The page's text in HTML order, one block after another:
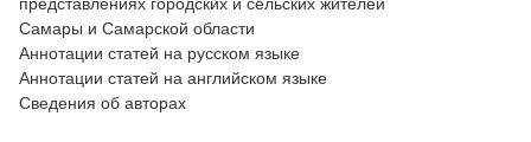
Самары и Самарской области
Аннотации статей на русском языке
Аннотации статей на английском языке
Сведения об авторах